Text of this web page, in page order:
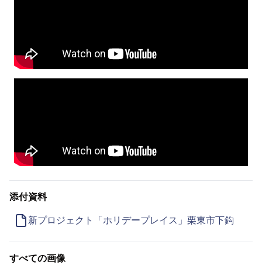
添付資料
新プロジェクト「ホリデープレイス」栗東市下鈎
すべての画像